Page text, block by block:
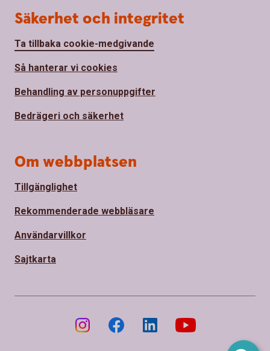
Säkerhet och integritet
Ta tillbaka cookie-medgivande
Så hanterar vi cookies
Behandling av personuppgifter
Bedrägeri och säkerhet
Om webbplatsen
Tillgänglighet
Rekommenderade webbläsare
Användarvillkor
Sajtkarta